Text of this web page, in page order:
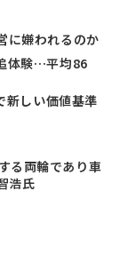
に嫌われるのか
体験…平均86
新しい価値基準
る両輪であり車
浩氏